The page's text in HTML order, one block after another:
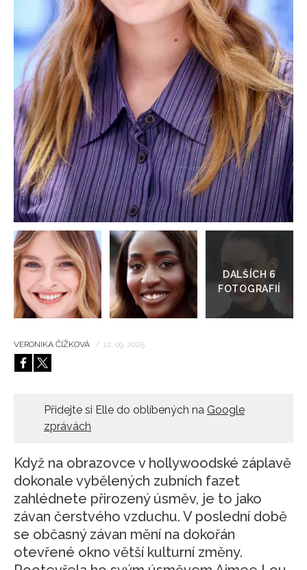
galerie
VERONIKA ČÍŽKOVÁ / 12. 09. 2025
Přidejte si Elle do oblíbených na Google
zprávách
Když na obrazovce v hollywoodské záplavě
dokonale vybělených zubních fazet
zahlédnete přirozený úsměv, je to jako
závan čerstvého vzduchu. V poslední době
se občasný závan mění na dokořán
otevřené okno větší kulturní změny.